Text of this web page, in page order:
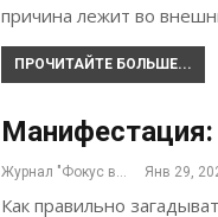
причина лежит во
ПРОЧИТАЙТЕ БОЛЬШЕ...
Журнал "Фокус внимания" Янв 29,
Как правильно